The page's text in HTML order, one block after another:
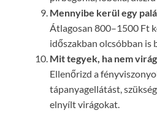
Mennyibe kerül egy
Átlagosan 800–1500 Ft
időszakban olcsóbban is
Mit tegyek, ha nem
Ellenőrizd a
tápanyagellátást,
elnyílt virágokat.